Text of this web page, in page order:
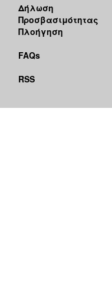
Δήλωση
Προσβασιμότητας
Πλοήγηση
FAQs
RSS